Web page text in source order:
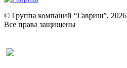
Ревень
Рукола
Рута
© Группа компаний “Гавриш”, 2026
Все права защищены